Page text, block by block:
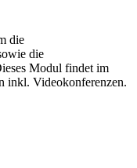
die
die
Modul findet im
inkl. Videokonferenzen.